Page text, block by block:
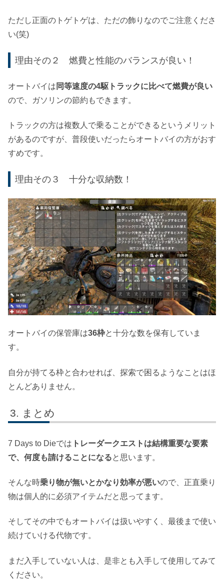
ただし正面のトゲトゲは、ただの飾りなのでご注意くださ
い(笑)
理由その２ 燃費と性能のバランスが良い！
オートバイは 同等速度の4駆トラックに比べて燃費が良い
ので、ガソリンの節約もできます。
トラックの方は複数人で乗ることができるというメリット
があるのですが、普段使いだったらオートバイの方がおす
すめです。
理由その３ 十分な収納数！
オートバイの保管庫は36枠と十分な数を保有していま
す。
自分が持てる枠と合わせれば、探索で困るようなことはほ
とんどありません。
まとめ
7 Days to Dieでは トレーダークエストは結構重要な要素
で、何度も請けることになると思います。
そんな時乗り物が無いとかなり効率が悪いので、正直乗り
物は個人的に必須アイテムだと思ってます。
そしてその中でもオートバイは扱いやすく、最後まで使い
続けていける代物です。
まだ入手していない人は、是非とも入手して使用してみて
ください。